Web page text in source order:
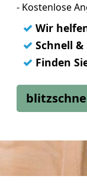
- Kostenlose
✓ Wir
✓ Schnell
✓ Finden